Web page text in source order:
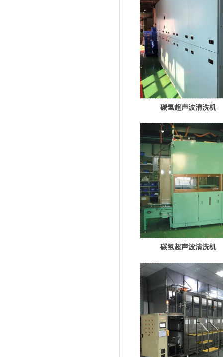
碳氢超声波清洗机
碳氢超声波清洗机